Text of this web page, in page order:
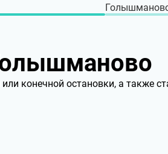
конечной остановки, а также